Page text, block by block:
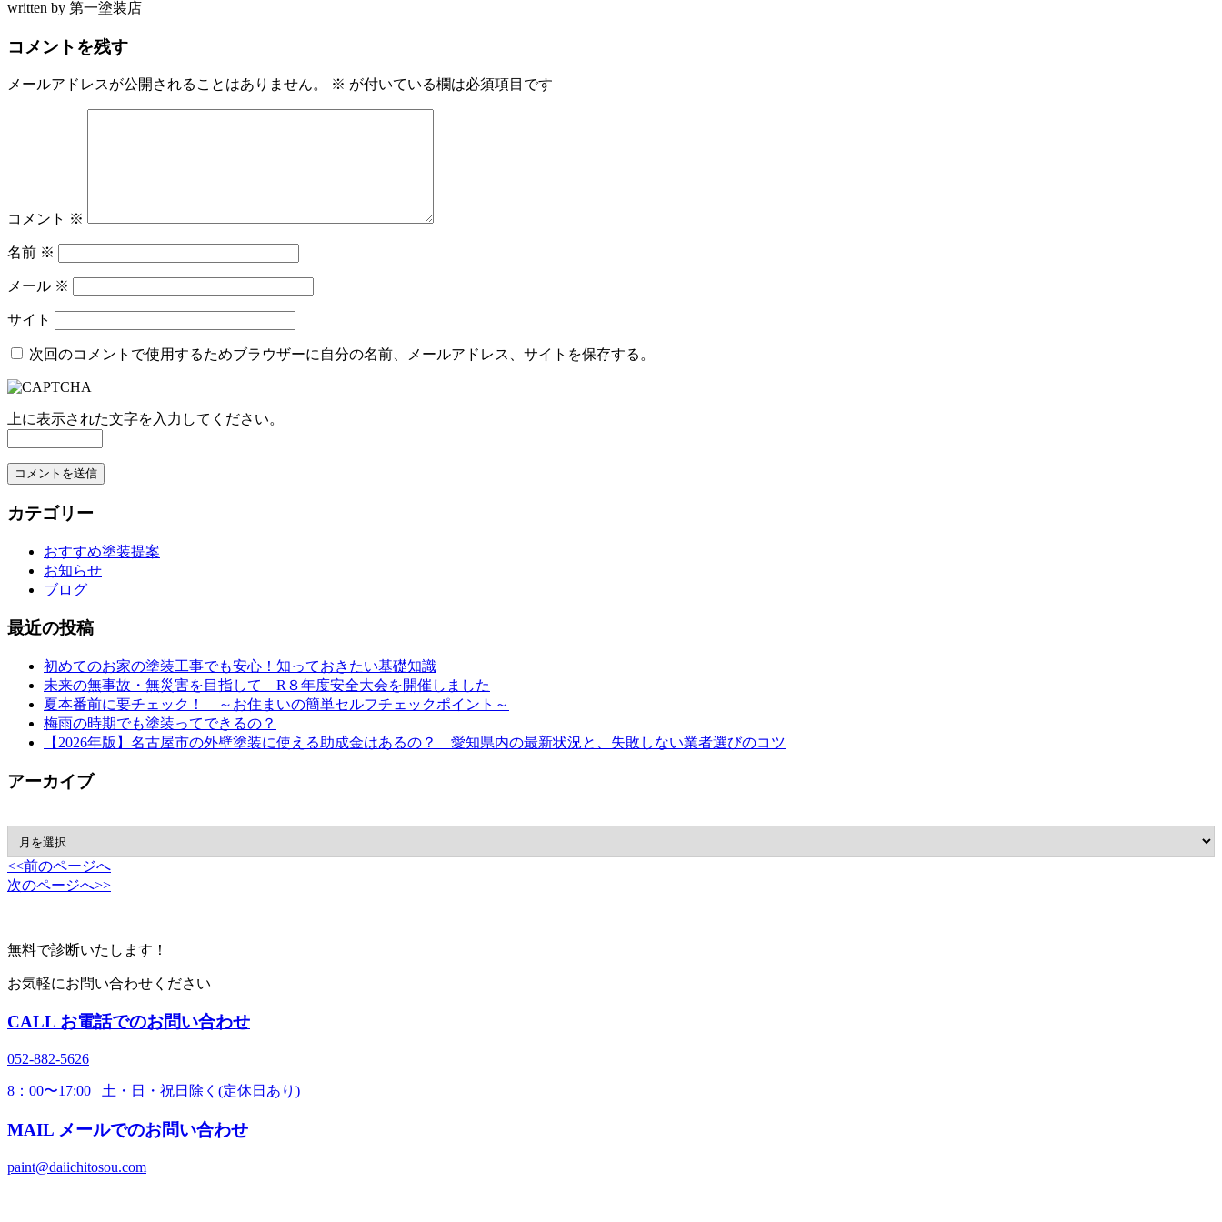
written by 第一塗装店
コメントを残す
メールアドレスが公開されることはありません。 ※ が付いている欄は必須項目です
コメント ※
名前 ※
メール ※
サイト
次回のコメントで使用するためブラウザーに自分の名前、メールアドレス、サイトを保存する。
上に表示された文字を入力してください。
カテゴリー
おすすめ塗装提案
お知らせ
ブログ
最近の投稿
初めてのお家の塗装工事でも安心！知っておきたい基礎知識
未来の無事故・無災害を目指して R８年度安全大会を開催しました
夏本番前に要チェック！ ～お住まいの簡単セルフチェックポイント～
梅雨の時期でも塗装ってできるの？
【2026年版】名古屋市の外壁塗装に使える助成金はあるの？ 愛知県内の最新状況と、失敗しない業者選びのコツ
アーカイブ
<<前のページへ
次のページへ>>
無料で診断いたします！
お気軽にお問い合わせください
CALL お電話でのお問い合わせ
052-882-5626
8：00〜17:00 土・日・祝日除く(定休日あり)
MAIL メールでのお問い合わせ
paint@daiichitosou.com